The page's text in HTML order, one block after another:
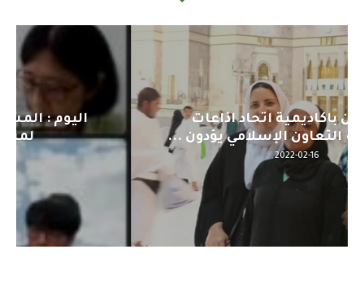
اليوم : المشاركة بالاجتماع التحضيري
لمنظمي قمة اسيا...
2022-04-12